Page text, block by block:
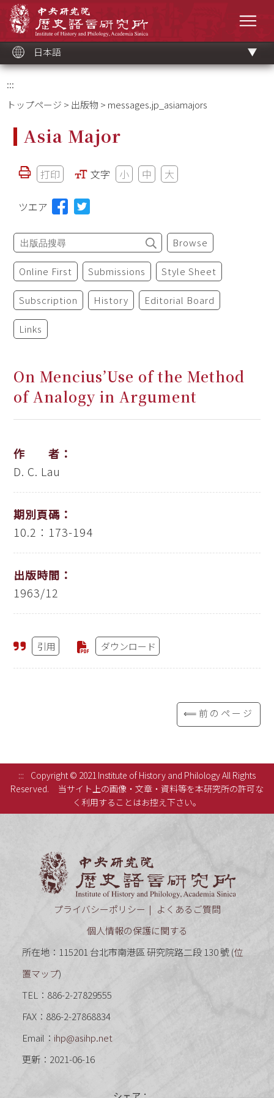
ッ
ク
日本語
:::
トップページ > 出版物 > messages.jp_asiamajors
Asia Major
打印 文字 小 中 大
ツエア
Browse
Online First Submissions Style Sheet
Subscription History Editorial Board
Links
On Mencius’Use of the Method
of Analogy in Argument
作 者：
D. C. Lau
期別頁碼：
10.2：173-194
出版時間：
1963/12
引用 ダウンロード
⟸前のページ
:::
Copyright © 2021 Institute of History and Philology All Rights
Reserved.
当サイト上の画像・文章・資料等を本研究所の許可な
く利用することはお控え下さい。
プライバシーポリシー
よくあるご質問
個人情報の保護に関する
所在地：115201 台北市南港區 研究院路二段 130 號 (位
置マップ)
TEL：886-2-27829555
FAX：886-2-27868834
Email： ihp@asihp.net
更新：2021-06-16